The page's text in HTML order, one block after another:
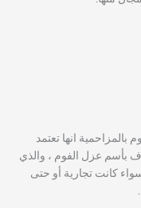
انها تعتمد
بأسم عزل الفوم ، والذي
كانت تجارية أو حتى